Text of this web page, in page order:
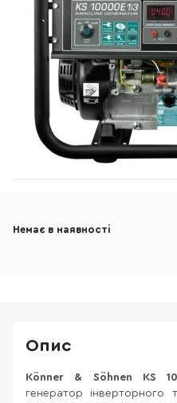
Немає в наявності
Опис
Könner & Söhnen KS
генератор